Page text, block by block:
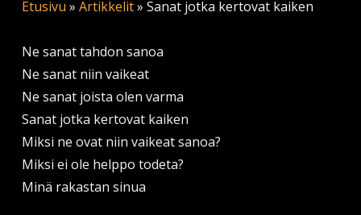
Etusivu » Artikkelit» Sanat jotka kertovat kaiken
Ne sanat tahdon sanoa
Ne sanat niin vaikeat
Ne sanat joista olen varma
Sanat jotka kertovat kaiken
Miksi ne ovat niin vaikeat sanoa?
Miksi ei ole helppo todeta?
Minä rakastan sinua